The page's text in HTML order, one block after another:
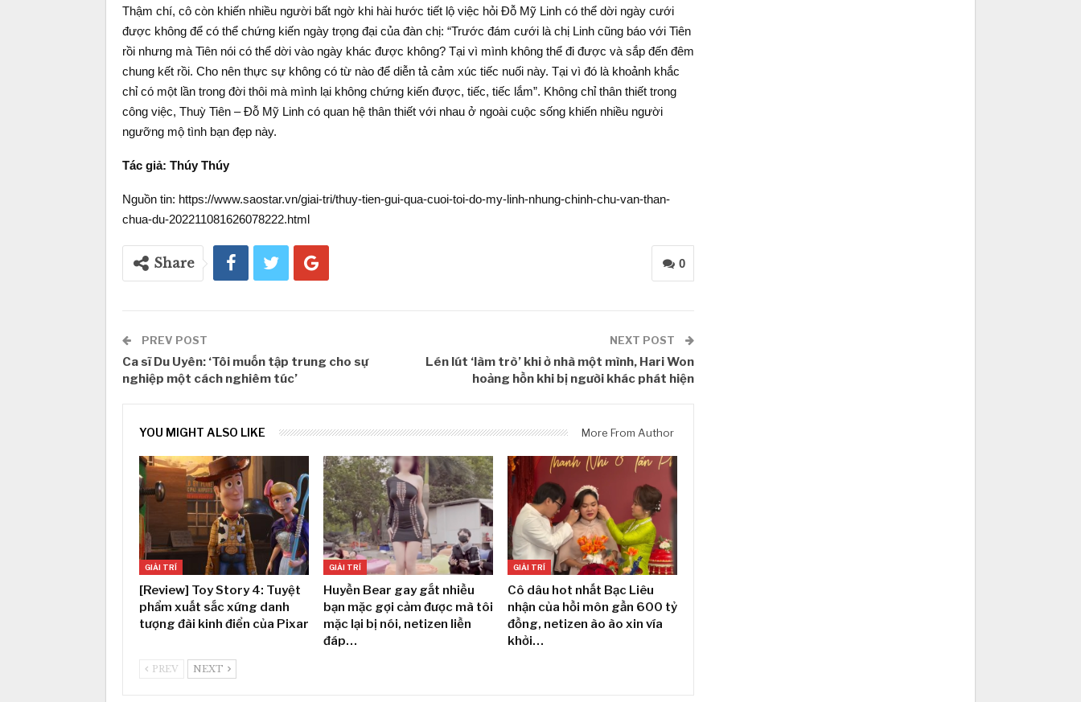
Thậm chí, cô còn khiến nhiều người bất ngờ khi hài hước tiết lộ việc hỏi Đỗ Mỹ Linh có thể dời ngày cưới
được không để có thể chứng kiến ngày trọng đại của đàn chị: “Trước đám cưới là chị Linh cũng báo với Tiên
rồi nhưng mà Tiên nói có thể dời vào ngày khác được không? Tại vì mình không thể đi được và sắp đến đêm
chung kết rồi. Cho nên thực sự không có từ nào để diễn tả cảm xúc tiếc nuối này. Tại vì đó là khoảnh khắc
chỉ có một lần trong đời thôi mà mình lại không chứng kiến được, tiếc, tiếc lắm”. Không chỉ thân thiết trong
công việc, Thuỳ Tiên – Đỗ Mỹ Linh có quan hệ thân thiết với nhau ở ngoài cuộc sống khiến nhiều người
ngưỡng mộ tình bạn đẹp này.
Tác giả: Thúy Thúy
Nguồn tin: https://www.saostar.vn/giai-tri/thuy-tien-gui-qua-cuoi-toi-do-my-linh-nhung-chinh-chu-van-than-
chua-du-202211081626078222.html
0
Share
PREV POST
Ca sĩ Du Uyên: ‘Tôi muốn tập trung cho sự
nghiệp một cách nghiêm túc’
NEXT POST
Lén lút ‘làm trò’ khi ở nhà một mình, Hari Won
hoảng hồn khi bị người khác phát hiện
YOU MIGHT ALSO LIKE More From Author
GIẢI TRÍ
[Review] Toy Story 4: Tuyệt
phẩm xuất sắc xứng danh
tượng đài kinh điển của Pixar
GIẢI TRÍ
Huyền Bear gay gắt nhiều
bạn mặc gợi cảm được mà tôi
mặc lại bị nói, netizen liền
đáp…
GIẢI TRÍ
Cô dâu hot nhất Bạc Liêu
nhận của hồi môn gần 600 tỷ
đồng, netizen ào ào xin vía
khởi…
PREV NEXT